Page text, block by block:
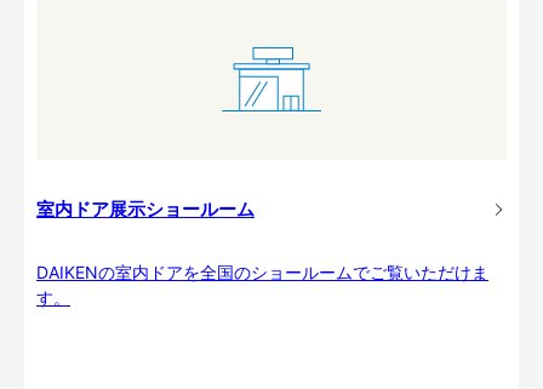
室内ドア展示ショールーム
DAIKENの室内ドアを全国のショールームでご覧いただけま
す。